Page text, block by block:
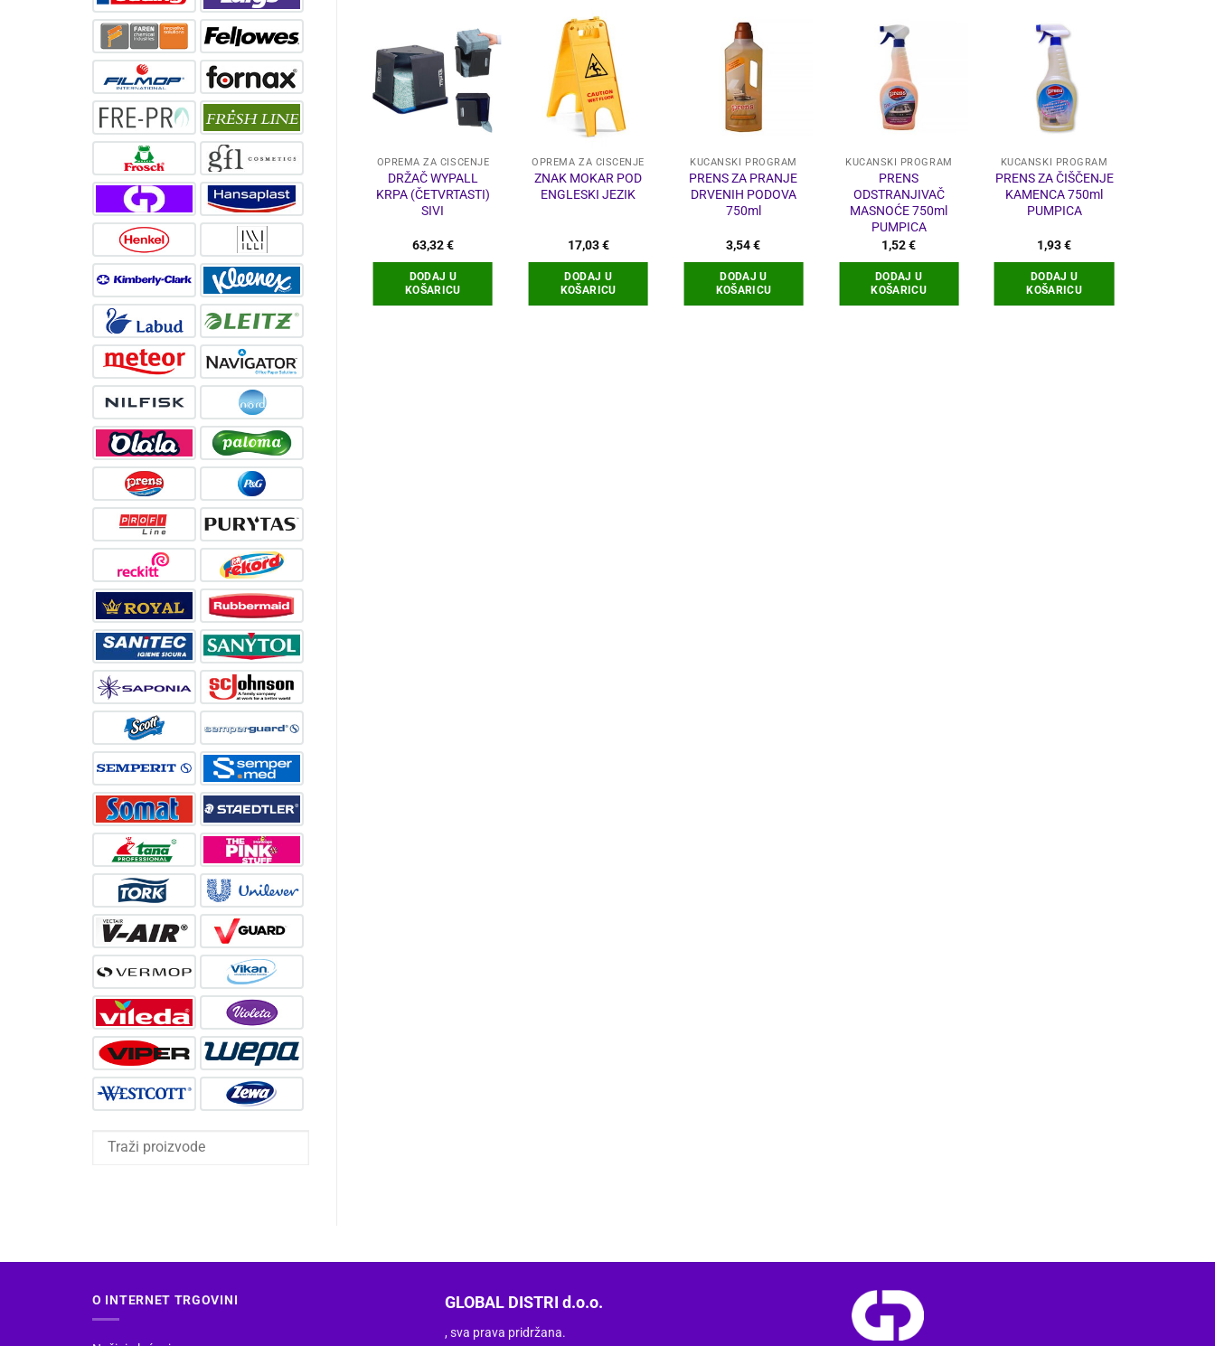
OPREMA ZA ČIŠĆENJE
DRŽAČ WYPALL
KRPA (ČETVRTASTI)
SIVI
63,32€
DODAJ U
KOŠARICU
OPREMA ZA ČIŠĆENJE
ZNAK MOKAR POD
ENGLESKI JEZIK
17,03€
DODAJ U
KOŠARICU
KUĆANSKI PROGRAM
PRENS ZA PRANJE
DRVENIH PODOVA
750ml
3,54€
DODAJ U
KOŠARICU
KUĆANSKI PROGRAM
PRENS
ODSTRANJIVAČ
MASNOĆE 750ml
PUMPICA
1,52€
DODAJ U
KOŠARICU
KUĆANSKI PROGRAM
PRENS ZA ČIŠČENJE
KAMENCA 750ml
PUMPICA
1,93€
DODAJ U
KOŠARICU
KUĆANSKI PROGRAM
SUPER JON
NAMJEŠTAJ 650ml
ŠPRICA
3,10€
DODAJ U
KUĆANSKI PROGRAM
PRENS TEKUĆE
ABRAZIVNO
SREDSTVO 500ml
1,77
DODAJ U
KOŠARICU
O INTERNET TRGOVINI GLOBAL DISTRI d.o.o.
, sva prava pridržana.